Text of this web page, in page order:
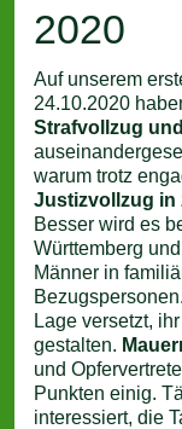
2020
Auf unserem
24.10.2020
Strafvollzug
warum trotz
Justizvollzug in
Besser wird es
Württemberg
Männer in
Lage versetzt,
gestalten.
und
Punkten einig.
interessiert, die